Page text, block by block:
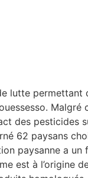
lutte
des
62 paysans
paysanne a
est à l’origine